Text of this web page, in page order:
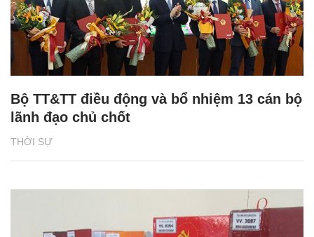
THỜI SỰ
Bộ TT&TT điều động và bổ nhiệm 13 cán bộ
lãnh đạo chủ chốt